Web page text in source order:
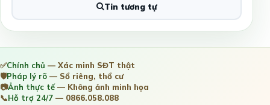
Tin tương tự
✅Chính chủ — Xác minh SĐT thật
🛡️Pháp lý rõ — Sổ riêng, thổ cư
📷Ảnh thực tế— Không ảnh minh họa
📞Hỗ trợ 24/7 — 0866.058.088